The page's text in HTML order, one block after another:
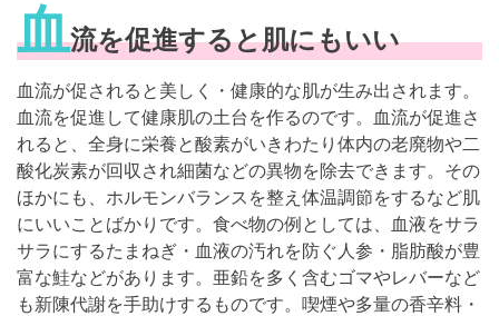
血流を促進すると肌にもいい
血流が促されると美しく・健康的な肌が生み出されます。
血流を促進して健康肌の土台を作るのです。血流が促進さ
れると、全身に栄養と酸素がいきわたり体内の老廃物や二
酸化炭素が回収され細菌などの異物を除去できます。その
ほかにも、ホルモンバランスを整え体温調節をするなど肌
にいいことばかりです。食べ物の例としては、血液をサラ
サラにするたまねぎ・血液の汚れを防ぐ人参・脂肪酸が豊
富な鮭などがあります。亜鉛を多く含むゴマやレバーなど
も新陳代謝を手助けするものです。喫煙や多量の香辛料・